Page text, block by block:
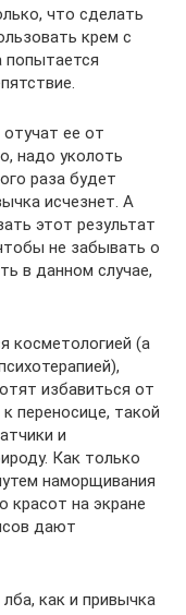
что сделать
крем с
попытается
ее от
надо уколоть
раза будет
исчезнет. А
этот результат
не забывать о
в данном случае,
косметологией (а
избавиться от
переносице, такой
и
Как только
наморщивания
красот на экране
дают
как и привычка